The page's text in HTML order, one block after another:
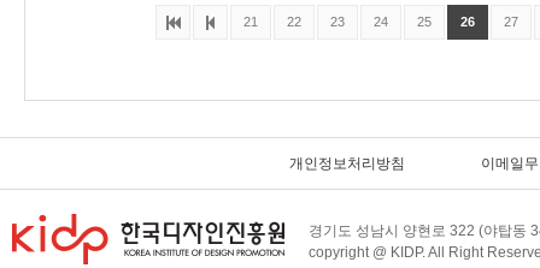
21 22 23 24 25 26 27
개인정보처리방침 이메일
경기도 성남시 양현로 322 (야탑동
copyright @ KIDP. All Right